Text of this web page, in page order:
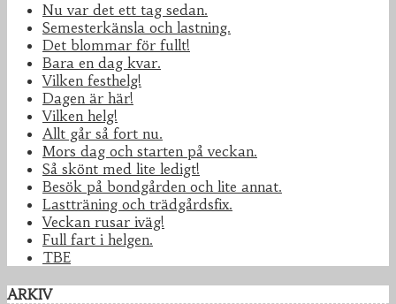
Nu var det ett tag sedan.
Semesterkänsla och lastning.
Det blommar för fullt!
Bara en dag kvar.
Vilken festhelg!
Dagen är här!
Vilken helg!
Allt går så fort nu.
Mors dag och starten på veckan.
Så skönt med lite ledigt!
Besök på bondgården och lite annat.
Lastträning och trädgårdsfix.
Veckan rusar iväg!
Full fart i helgen.
TBE
ARKIV